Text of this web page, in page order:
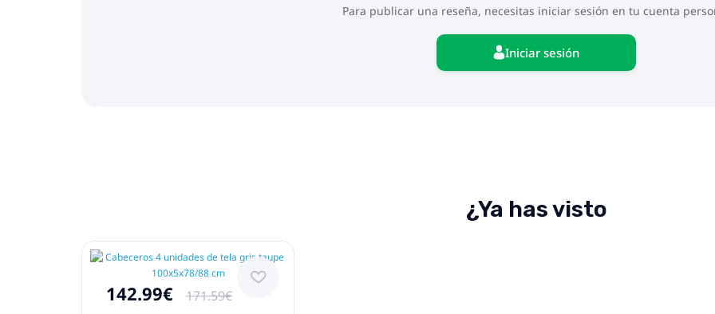
Para publicar una reseña, necesitas iniciar sesión en tu cuenta
Iniciar sesión
¿Ya has visto
142.99€ 171.59€